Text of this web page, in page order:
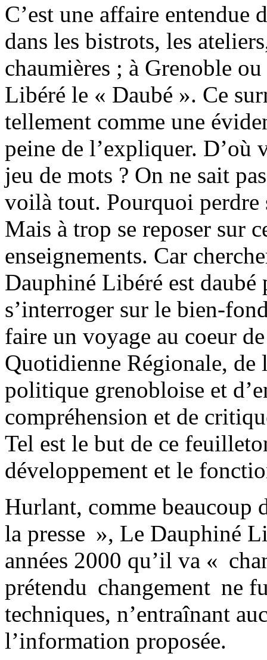
C’est une affaire entendue
dans les bistrots, les
chaumières ; à Grenoble
Libéré le « Daubé ». Ce
tellement comme une
peine de l’expliquer. D’où
jeu de mots ? On ne sait
voilà tout. Pourquoi perdre
Mais à trop se reposer sur
enseignements. Car
Dauphiné Libéré est daubé
s’interroger sur le bien-
faire un voyage au coeur
Quotidienne Régionale, de
politique grenobloise et
compréhension et de
Tel est le but de ce
développement et le
Hurlant, comme beaucoup
la presse », Le Dauphiné
années 2000 qu’il va «
prétendu changement ne
techniques, n’entraînant
l’information proposée.